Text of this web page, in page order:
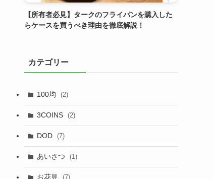
【所有者必見】タークのフライパンを購入した
らケースを買うべき理由を徹底解説！
カテゴリー
100均 (2)
3COINS (2)
DOD (7)
あいさつ (1)
お花見 (7)